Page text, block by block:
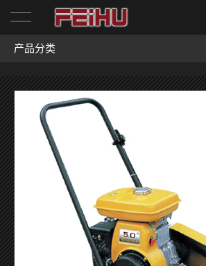
产品分类
首页
关于我们
产品展示
服务与支持
新闻资讯